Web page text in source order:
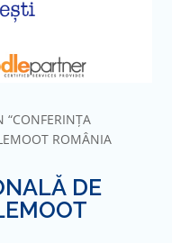
“CONFERINȚA
ROMÂNIA
DE